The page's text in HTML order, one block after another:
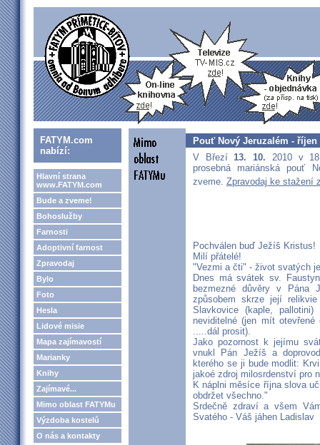
FATYM.com
nabízí:
Hlavní strana
www.FATYM.com
Bude a zveme!
Bohoslužby
Farnosti
Adoptivní farnost
Zpravodaj
Bylo
Foto
Hesla
Lidové misie
Mapa zajímavostí
Marianky
Knihy
Zajímavé...
Mimo oblast FATYMu
Výzdoba kostelů
O nás a kontakty
Pouť Nový Jeruzalém - říjen
V Březí13. 10. 2010 v
prosebná mariánská pouť
zveme. Zpravodaj ke stažení
Pochválen buď Ježíš Kristus!
Milí přátelé!
"Vezmi a čti" - život svatých
Dnes má svátek sv.
bezmezné důvěry v
způsobem skrze její
Slavkovice (kaple,
neviditelné (jen mít
.....dál prosit).
Jako pozornost k jejímu
vnukl Pán Ježíš a
kterého se ji bude modlit:
jakoé zdroj milosrdenství pro
K náplni měsíce října slova
obdržet všechno."
Srdečně zdraví a všem
Svatého - Váš jáhen Ladislav